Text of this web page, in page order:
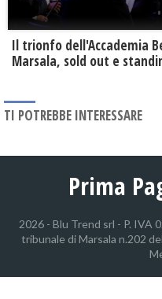
Il trionfo dell'Accademia
Marsala, sold out e
TI POTREBBE INTERESSARE
Prima
2026 - Blu Trend srl - P. IVA
tribunale di Marsala n.202